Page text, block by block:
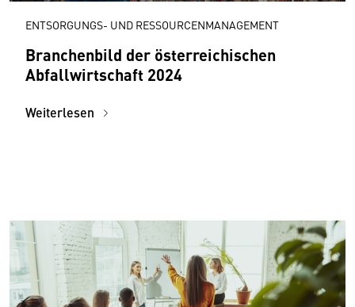
ENTSORGUNGS- UND RESSOURCENMANAGEMENT
Branchenbild der österreichischen
Abfallwirtschaft 2024
Weiterlesen